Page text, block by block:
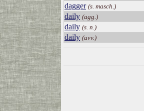
dagger (s. masch.)
daily (agg.)
daily (s. n.)
daily (avv.)